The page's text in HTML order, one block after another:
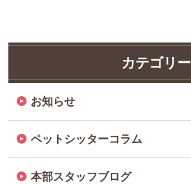
カテゴリー
お知らせ
ペットシッターコラム
本部スタッフブログ